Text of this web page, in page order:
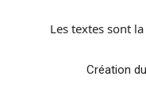
Les textes sont
Création